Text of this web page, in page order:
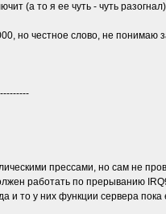
(а то я ее чуть - чуть
но честное слово, не
прессами, но сам не
работать по прерыванию
и то у них функции сервера